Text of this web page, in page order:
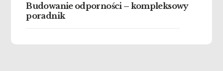
Budowanie odporności – kompleksowy
poradnik